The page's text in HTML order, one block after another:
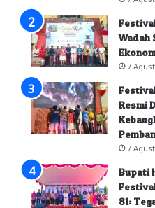
Wadah
7
Resmi
7
Bupati
81: